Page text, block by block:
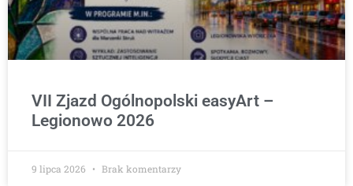
VII Zjazd Ogólnopolski easyArt –
Legionowo 2026
9 lipca 2026 Brak komentarzy